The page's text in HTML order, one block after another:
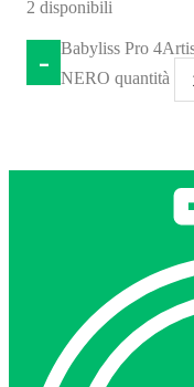
2 disponibili
-
Babyliss Pro
NERO quantità